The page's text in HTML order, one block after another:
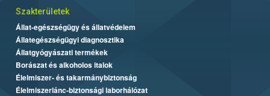
Szakterületek
Állat-egészségügy és állatvédelem
Állategészségügyi diagnosztika
Állatgyógyászati termékek
Borászat és alkoholos italok
Élelmiszer- és takarmánybiztonság
Élelmiszerlánc-biztonsági laborhálózat